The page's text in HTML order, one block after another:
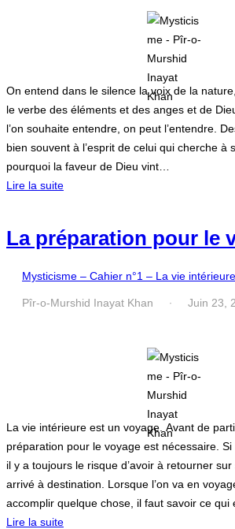
On entend dans le silence la voix de la
le verbe des éléments et des anges et de
l’on souhaite entendre, on peut l’entendre.
bien souvent à l’esprit de celui qui cherche à
pourquoi la faveur de Dieu vint…
Lire la suite
La préparation pour le
Mysticisme – Cahier n°1 – La vie intérieure
Pîr-o-Murshid Inayat Khan · Juin 23,
La vie intérieure est un voyage. Avant de
préparation pour le voyage est nécessaire. Si
il y a toujours le risque d’avoir à retourner sur
arrivé à destination. Lorsque l’on va en
accomplir quelque chose, il faut savoir ce qui
Lire la suite